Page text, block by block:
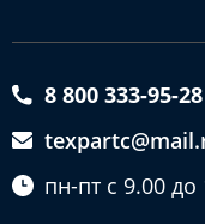
8 800 333-95-28
пн-пт с 9.00 до